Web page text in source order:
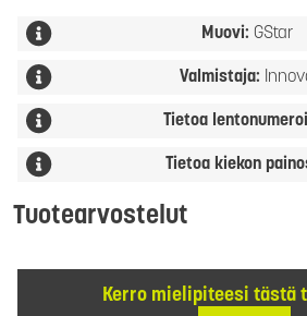
Muovi: GStar
Valmistaja:
Tietoa
Tietoa kiekon
Tuotearvostelut
Kerro mielipiteesi tästä